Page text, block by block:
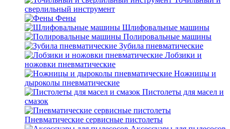
сверлильный инструмент
Фены
Шлифовальные машины
Полировальные машины
Зубила пневматические
Лобзики и
ножовки пневматические
Ножницы и
дыроколы пневматические
Пистолеты для масел и
смазок
Пневматические сервисные пистолеты